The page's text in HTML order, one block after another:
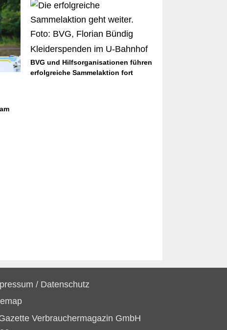
Kleiderspenden im U-Bahnhof
BVG und Hilfsorganisationen führen
erfolgreiche Sammelaktion fort
/ Datenschutz
Verbrauchermagazin GmbH